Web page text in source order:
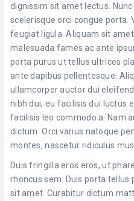
dignissim sit amet lectus.
scelerisque orci congue porta.
feugiat ligula. Aliquam sit
malesuada fames ac ante
porta purus ut tellus ultrices
ante dapibus pellentesque.
ullamcorper auctor dui
nibh dui, eu facilisis dui luctus
facilisis leo commodo a. Nam
dictum. Orci varius natoque
montes, nascetur ridiculus mus.
Duis fringilla eros eros, ut
rhoncus sem. Duis porta tellus
sit amet. Curabitur dictum